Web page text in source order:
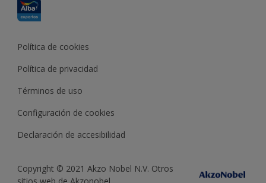
Política de cookies
Política de privacidad
Términos de uso
Configuración de cookies
Declaración de accesibilidad
Copyright © 2021 Akzo Nobel N.V. Otros
sitios web de Akzonobel